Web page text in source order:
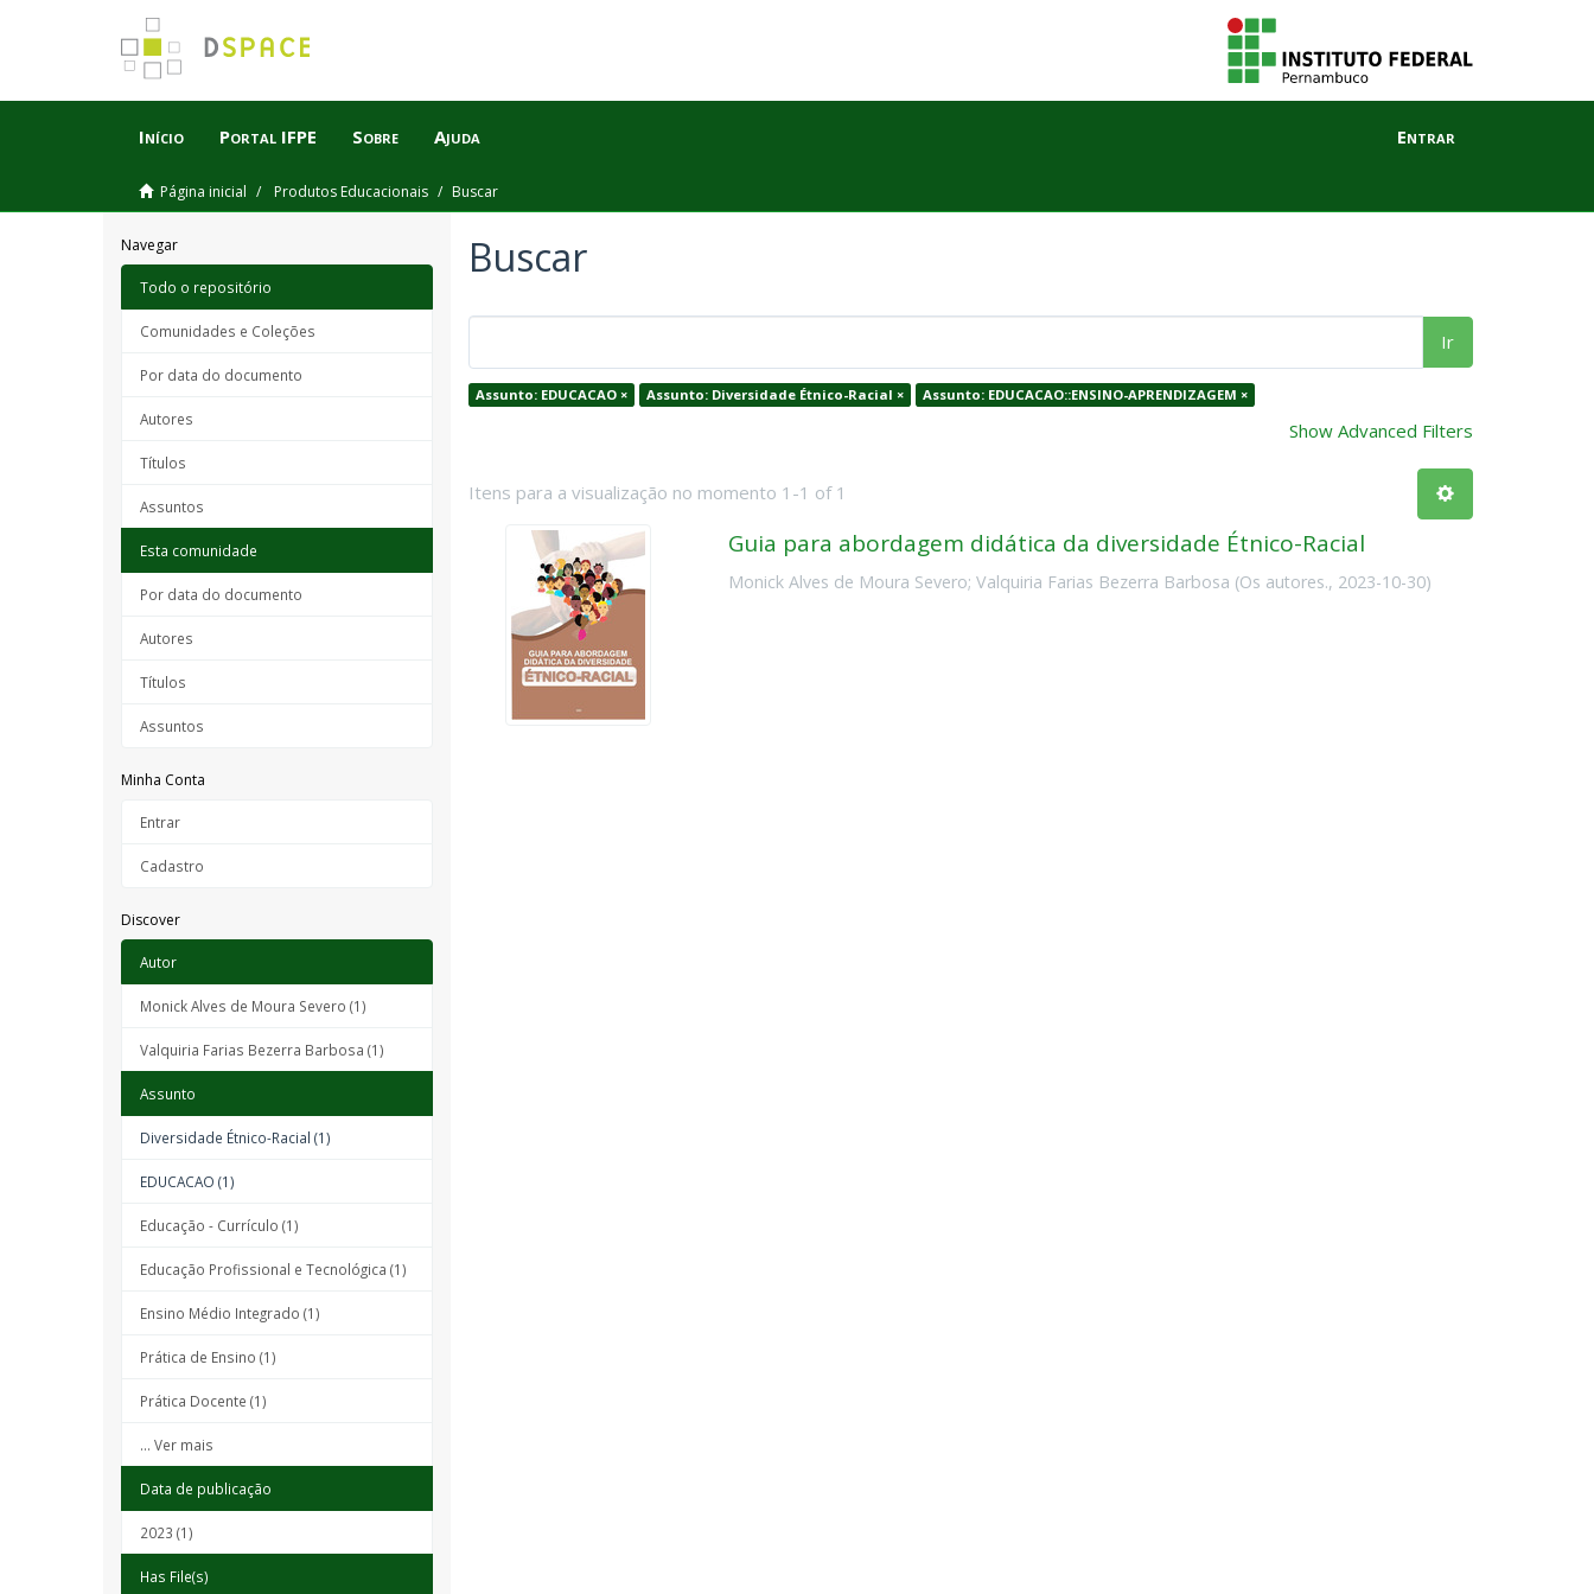
Início Portal IFPE Sobre Ajuda Entrar
Página inicial Produtos Educacionais Buscar
Navegar
Todo o repositório
Comunidades e Coleções
Por data do documento
Autores
Títulos
Assuntos
Esta comunidade
Por data do documento
Autores
Títulos
Assuntos
Minha Conta
Entrar
Cadastro
Discover
Autor
Monick Alves de Moura Severo (1)
Valquiria Farias Bezerra Barbosa (1)
Assunto
Diversidade Étnico-Racial (1)
EDUCACAO (1)
Educação - Currículo (1)
Educação Profissional e Tecnológica (1)
Ensino Médio Integrado (1)
Prática de Ensino (1)
Prática Docente (1)
... Ver mais
Data de publicação
2023 (1)
Has File(s)
Buscar
Ir
Assunto: EDUCACAO × Assunto: Diversidade Étnico-Racial × Assunto: EDUCACAO::ENSINO-APRENDIZAGEM ×
Show Advanced Filters
Itens para a visualização no momento 1-1 of 1
Guia para abordagem didática da diversidade Étnico-Racial
Monick Alves de Moura Severo; Valquiria Farias Bezerra Barbosa (Os autores., 2023-10-30)